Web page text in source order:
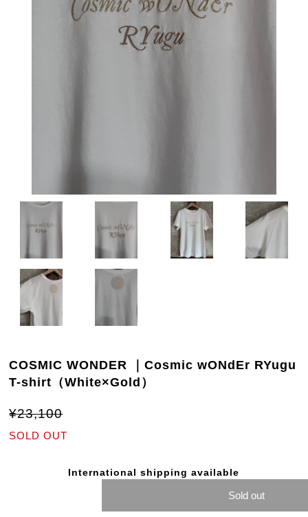
COSMIC WONDER ｜Cosmic wONdEr RYugu
T-shirt（White×Gold）
¥23,100
SOLD OUT
International shipping available
Sold out